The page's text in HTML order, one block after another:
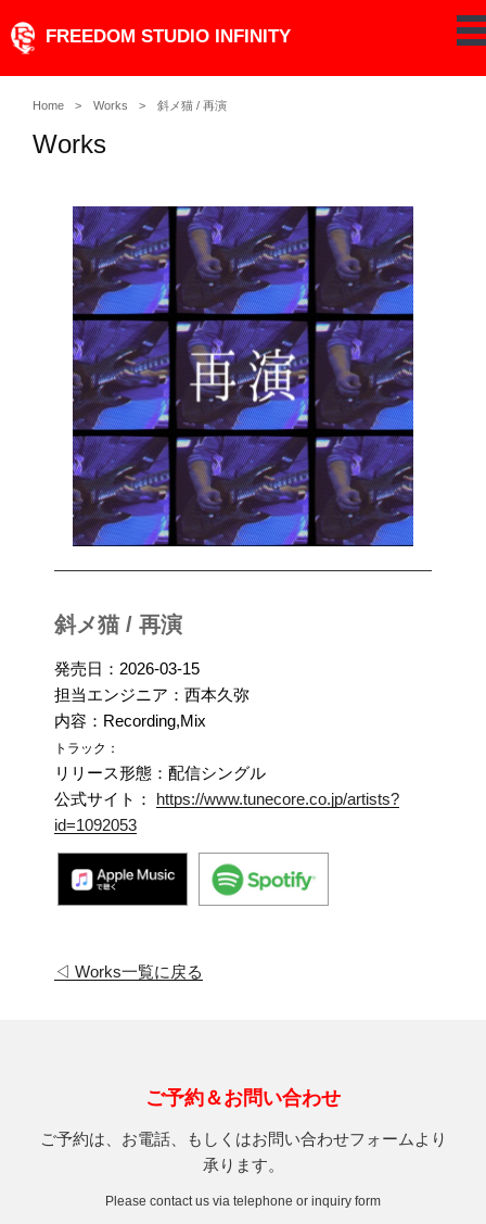
to
FREEDOM STUDIO INFINITY
Home Works 斜メ猫 / 再演
Works
斜メ猫 / 再演
発売日：2026-03-15
担当エンジニア：西本久弥
内容：Recording,Mix
トラック：
リリース形態：配信シングル
公式サイト： https://www.tunecore.co.jp/artists?
id=1092053
◁ Works一覧に戻る
ご予約＆お問い合わせ
ご予約は、お電話、もしくはお問い合わせフォームより
承ります。
Please contact us via telephone or inquiry form